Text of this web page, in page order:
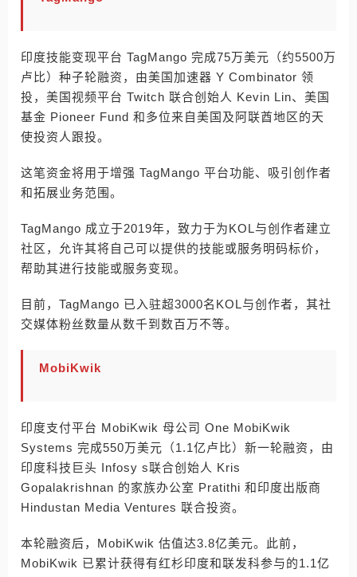
印度技能变现平台 TagMango 完成75万美元（约5500万
卢比）种子轮融资，由美国加速器 Y Combinator 领
投，美国视频平台 Twitch 联合创始人 Kevin Lin、美国
基金 Pioneer Fund 和多位来自美国及阿联酋地区的天
使投资人跟投。
这笔资金将用于增强 TagMango 平台功能、吸引创作者
和拓展业务范围。
TagMango 成立于2019年，致力于为KOL与创作者建立
社区，允许其将自己可以提供的技能或服务明码标价，
帮助其进行技能或服务变现。
目前，TagMango 已入驻超3000名KOL与创作者，其社
交媒体粉丝数量从数千到数百万不等。
MobiKwik
印度支付平台 MobiKwik 母公司 One MobiKwik
Systems 完成550万美元（1.1亿卢比）新一轮融资，由
印度科技巨头 Infosy s联合创始人 Kris
Gopalakrishnan 的家族办公室 Pratithi 和印度出版商
Hindustan Media Ventures 联合投资。
本轮融资后，MobiKwik 估值达3.8亿美元。此前，
MobiKwik 已累计获得有红杉印度和联发科参与的1.1亿